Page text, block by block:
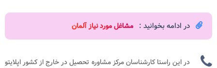
در ادامه بخوانید : مشاغل مورد نیاز آلمان​
در این راستا کارشناسان مرکز مشاوره تحصیل در خارج از کشور اپلایتو